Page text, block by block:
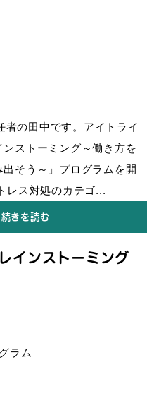
の田中です。アイトライ
ストーミング～働き方を
そう～」プログラムを開
レス対処のカテゴ...
続きを読む
インストーミング
ラム